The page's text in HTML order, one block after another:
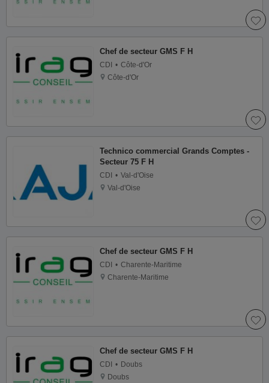
Chef de secteur GMS F H
CDI
Côte-d'Or
Côte-d'Or
Technico commercial Grands Comptes -
Secteur 75 F H
CDI
Val-d'Oise
Val-d'Oise
Chef de secteur GMS F H
CDI
Charente-Maritime
Charente-Maritime
Chef de secteur GMS F H
CDI
Doubs
Doubs